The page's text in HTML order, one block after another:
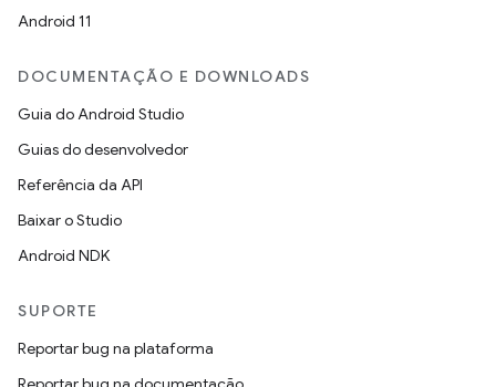
Android 11
DOCUMENTAÇÃO E DOWNLOADS
Guia do Android Studio
Guias do desenvolvedor
Referência da API
Baixar o Studio
Android NDK
SUPORTE
Reportar bug na plataforma